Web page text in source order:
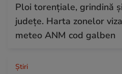
Ploi torențiale, grindină
județe. Harta zonelor
meteo ANM cod galben
Ştiri